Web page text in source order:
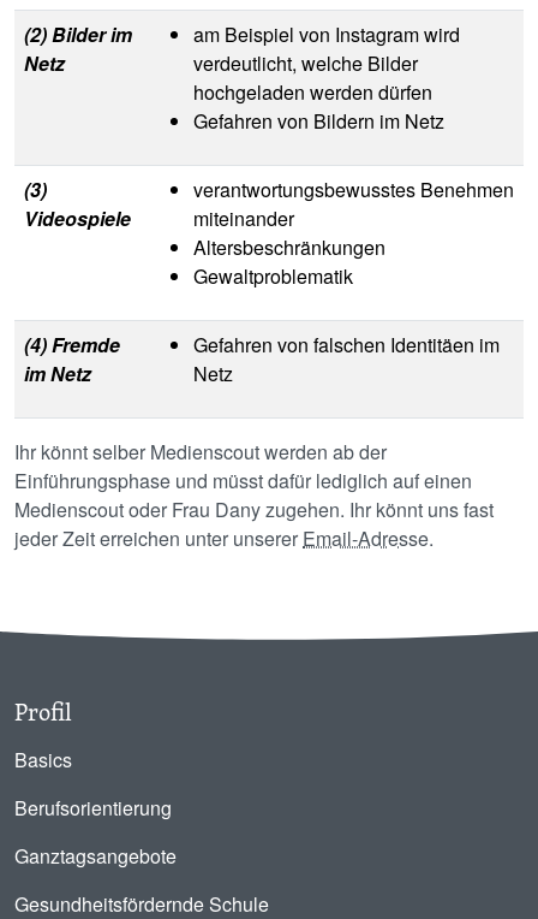
(2) Bilder im
Netz
am Beispiel von Instagram wird
verdeutlicht, welche Bilder
hochgeladen werden dürfen
Gefahren von Bildern im Netz
(3)
Videospiele
verantwortungsbewusstes Benehmen
miteinander
Altersbeschränkungen
Gewaltproblematik
(4) Fremde
im Netz
Gefahren von falschen Identitäen im
Netz
Ihr könnt selber Medienscout werden ab der
Einführungsphase und müsst dafür lediglich auf einen
Medienscout oder Frau Dany zugehen. Ihr könnt uns fast
jeder Zeit erreichen unter unserer Email-Adresse.
Profil
Basics
Berufsorientierung
Ganztagsangebote
Gesundheitsfördernde Schule